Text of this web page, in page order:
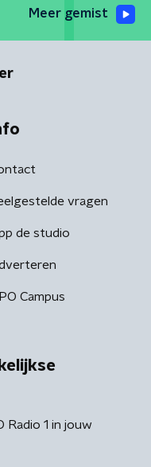
Meer gemist
vragen
de studio
Campus
Radio 1 in jouw